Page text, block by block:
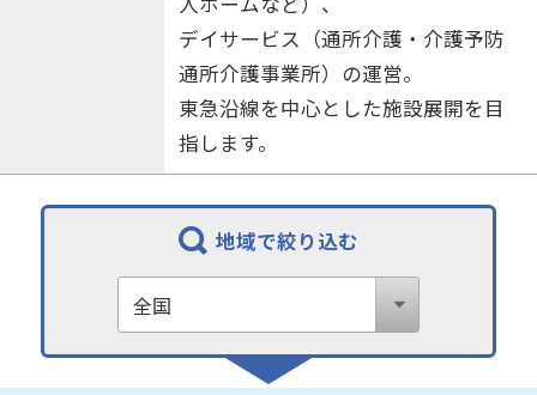
デイサービス（通所介護・介護予防
通所介護事業所）の運営。
東急沿線を中心とした施設展開を目
指します。
地域で絞り込む